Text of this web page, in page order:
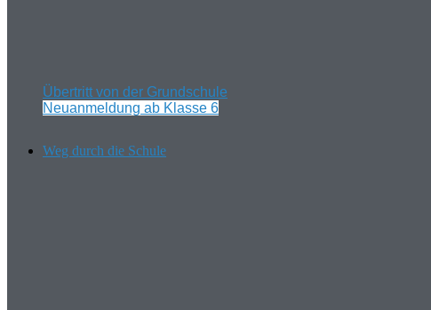
Übertritt von der Grundschule
Neuanmeldung ab Klasse 6
Weg durch die Schule